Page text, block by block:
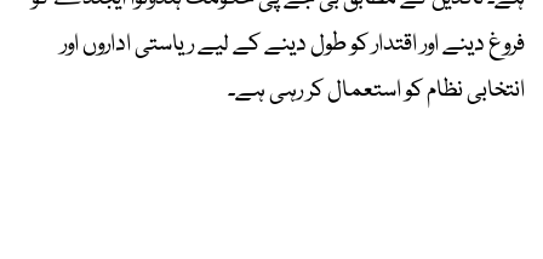
فروغ دینے اور اقتدار کو طول دینے کے لیے ریاستی اداروں اور
انتخابی نظام کو استعمال کر رہی ہے۔